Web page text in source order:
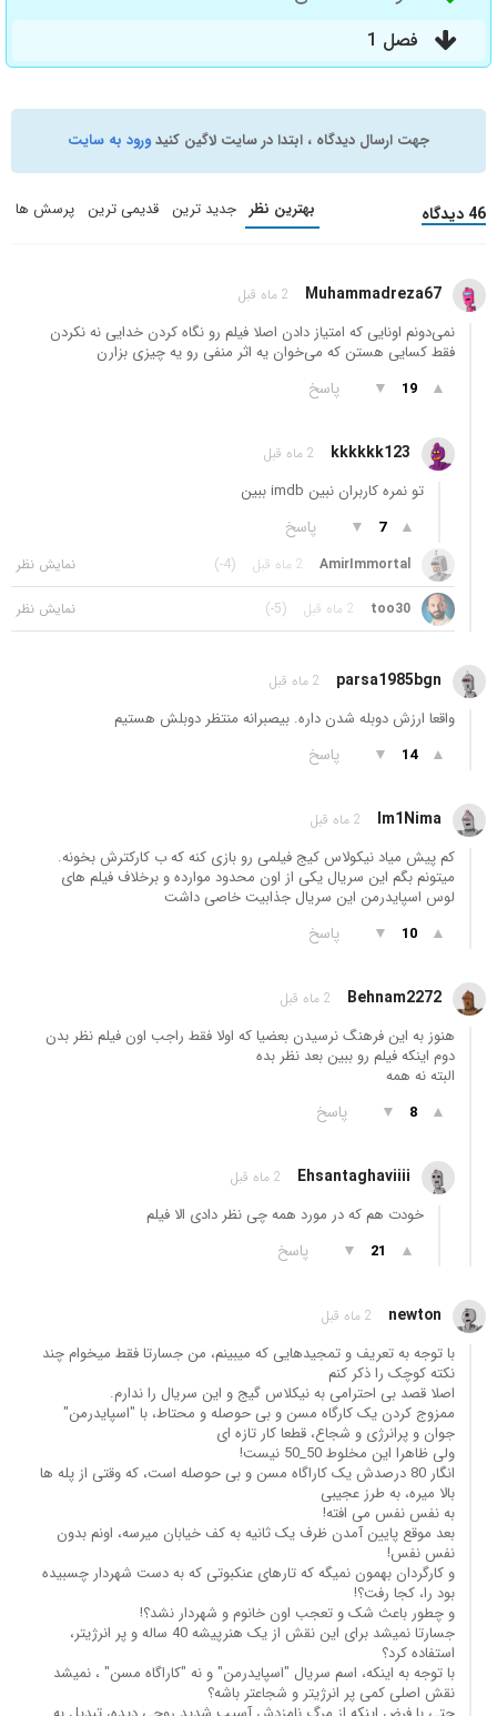
فصل 1
جهت ارسال دیدگاه ، ابتدا در سایت لاگین کنیدورود به سایت
46 دیدگاه بهترین نظر جدید ترین قدیمی ترین پرسش ها
Muhammadreza67 2 ماه قبل
نمی‌دونم اونایی که امتیاز دادن اصلا فیلم رو نگاه کردن خدایی نه نکردن
فقط کسایی هستن که می‌خوان یه اثر منفی رو یه چیزی بزارن
▲
19
▼ پاسخ
kkkkkk123 2 ماه قبل
تو نمره کاربران نبین imdb ببین
▲
7
▼ پاسخ
AmirImmortal 2 ماه قبل (-4)
too30 2 ماه قبل (-5)
parsa1985bgn 2 ماه قبل
واقعا ارزش دوبله شدن داره. بیصبرانه منتظر دوبلش هستیم
▲
14
▼ پاسخ
Im1Nima 2 ماه قبل
کم پیش میاد نیکولاس کیج فیلمی رو بازی کنه که ب کارکترش بخونه.
میتونم بگم این سریال یکی از اون محدود موارده و برخلاف فیلم های
لوس اسپایدرمن این سریال جذابیت خاصی داشت
▲
10
▼ پاسخ
Behnam2272 2 ماه قبل
هنوز به این فرهنگ نرسیدن بعضیا که اولا فقط راجب اون فیلم نظر بدن
دوم اینکه فیلم رو ببین بعد نظر بده
البته نه همه
▲
8
▼ پاسخ
Ehsantaghaviiii 2 ماه قبل
خودت هم که در مورد همه چی نظر دادی الا فیلم
▲
21
▼ پاسخ
newton 2 ماه قبل
با توجه به تعریف و تمجیدهایی که میبینم، من جسارتا فقط میخوام چند
نکته کوچک را ذکر کنم
اصلا قصد بی احترامی به نیکلاس گیج و این سریال را ندارم.
ممزوج کردن یک کارگاه مسن و بی حوصله و محتاط، با "اسپایدرمن"
جوان و پرانرژی و شجاع، قطعا کار تازه ای
ولی ظاهرا این مخلوط 50_50 نیست!
انگار 80 درصدش یک کاراگاه مسن و بی حوصله است، که وقتی از پله ها
بالا میره، به طرز عجیبی
به نفس نفس می افته!
بعد موقع پایین آمدن ظرف یک ثانیه به کف خیابان میرسه، اونم بدون
نفس نفس!
و کارگردان بهمون نمیگه که تارهای عنکبوتی که به دست شهردار چسبیده
بود را، کجا رفت؟!
و چطور باعث شک و تعجب اون خانوم و شهردار نشد؟!
جسارتا نمیشد برای این نقش از یک هنرپیشه 40 ساله و پر انرژیتر،
استفاده کرد؟
با توجه به اینکه، اسم سریال "اسپایدرمن" و نه "کاراگاه مسن" ، نمیشد
نقش اصلی کمی پر انرژیتر و شجاعتر باشه؟